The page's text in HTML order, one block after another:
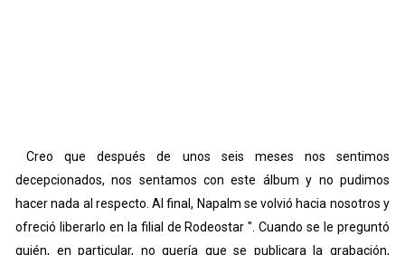
Creo que después de unos seis meses nos sentimos
decepcionados, nos sentamos con este álbum y no pudimos
hacer nada al respecto. Al final, Napalm se volvió hacia nosotros y
ofreció liberarlo en la filial de Rodeostar ". Cuando se le preguntó
quién, en particular, no quería que se publicara la grabación,